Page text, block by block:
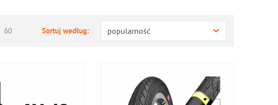
Sortuj według: popularność
60